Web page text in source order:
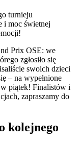
turnieju
i moc świetnej
Prix OSE: we
zgłosiło się
swoich dzieci
– na wypełnione
piątek! Finalistów i
zapraszamy do
kolejnego